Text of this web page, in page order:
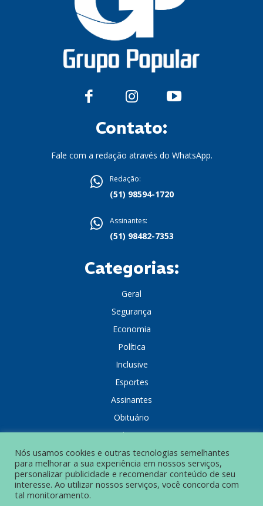
Contato:
Fale com a redação através do WhatsApp.
Redação:
(51) 98594-1720
Assinantes:
(51) 98482-7353
Categorias:
Geral
Segurança
Economia
Política
Inclusive
Esportes
Assinantes
Obituário
Colunistas
POLÍTICA DE PRIVACIDADE
Nós usamos cookies e outras tecnologias semelhantes
para melhorar a sua experiência em nossos serviços,
personalizar publicidade e recomendar conteúdo de seu
interesse. Ao utilizar nossos serviços, você concorda com
tal monitoramento.